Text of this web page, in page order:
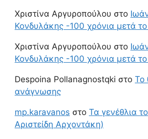
Χριστίνα Αργυροπούλου στο
Κονδυλάκης -100 χρόνια μετά
Χριστίνα Αργυροπούλου στο
Κονδυλάκης -100 χρόνια μετά
Despoina Pollanagnostqki στο Το
ανάγνωσης
mp.karavanos στο Τα γενέθλια
Αριστείδη Αρχοντάκη)